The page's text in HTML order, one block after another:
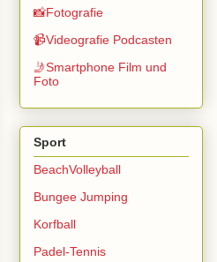
📸Fotografie
📹Videografie Podcasten
🤳Smartphone Film und
Foto
Sport
BeachVolleyball
Bungee Jumping
Korfball
Padel-Tennis